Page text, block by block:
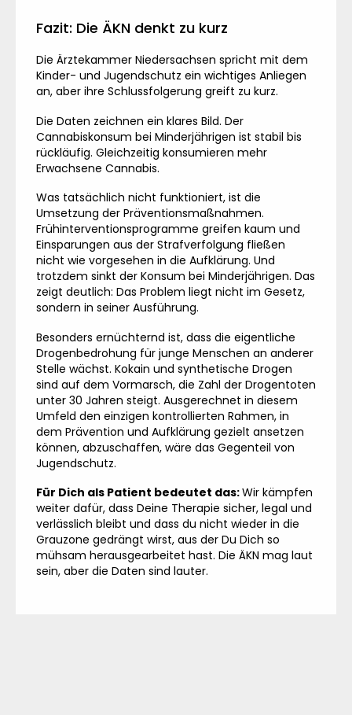
Fazit: Die ÄKN denkt zu kurz
Die Ärztekammer Niedersachsen spricht mit dem
Kinder- und Jugendschutz ein wichtiges Anliegen
an, aber ihre Schlussfolgerung greift zu kurz.
Die Daten zeichnen ein klares Bild. Der
Cannabiskonsum bei Minderjährigen ist stabil bis
rückläufig. Gleichzeitig konsumieren mehr
Erwachsene Cannabis.
Was tatsächlich nicht funktioniert, ist die
Umsetzung der Präventionsmaßnahmen.
Frühinterventionsprogramme greifen kaum und
Einsparungen aus der Strafverfolgung fließen
nicht wie vorgesehen in die Aufklärung. Und
trotzdem sinkt der Konsum bei Minderjährigen. Das
zeigt deutlich: Das Problem liegt nicht im Gesetz,
sondern in seiner Ausführung.
Besonders ernüchternd ist, dass die eigentliche
Drogenbedrohung für junge Menschen an anderer
Stelle wächst. Kokain und synthetische Drogen
sind auf dem Vormarsch, die Zahl der Drogentoten
unter 30 Jahren steigt. Ausgerechnet in diesem
Umfeld den einzigen kontrollierten Rahmen, in
dem Prävention und Aufklärung gezielt ansetzen
können, abzuschaffen, wäre das Gegenteil von
Jugendschutz.
Für Dich als Patient bedeutet das:Wir kämpfen
weiter dafür, dass Deine Therapie sicher, legal und
verlässlich bleibt und dass du nicht wieder in die
Grauzone gedrängt wirst, aus der Du Dich so
mühsam herausgearbeitet hast. Die ÄKN mag laut
sein, aber die Daten sind lauter.